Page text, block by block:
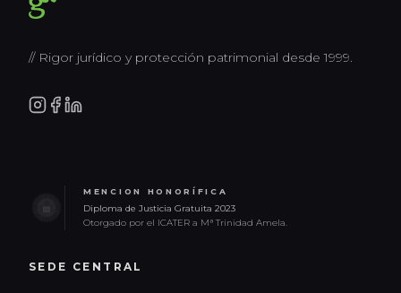
// Rigor jurídico y protección patrimonial desde 1999.
MENCION HONORÍFICA
Diploma de Justicia Gratuita 2023
Otorgado por el ICATER a Mª Trinidad Amela.
SEDE CENTRAL